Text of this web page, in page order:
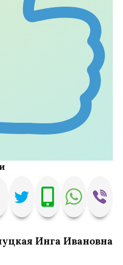
Инга Ивановна